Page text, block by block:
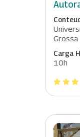
Grossa
Carga
10h